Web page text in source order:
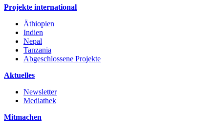
Projekte international
Äthiopien
Indien
Nepal
Tanzania
Abgeschlossene Projekte
Aktuelles
Newsletter
Mediathek
Mitmachen